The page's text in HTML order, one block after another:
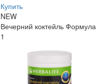
Купить
NEW
Вечерний коктейль Формула
1